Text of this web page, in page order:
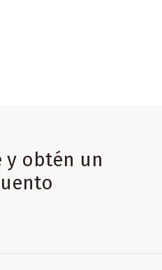
y obtén un